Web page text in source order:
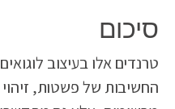
סיכום
החשיבות של פשטות, זיהוי